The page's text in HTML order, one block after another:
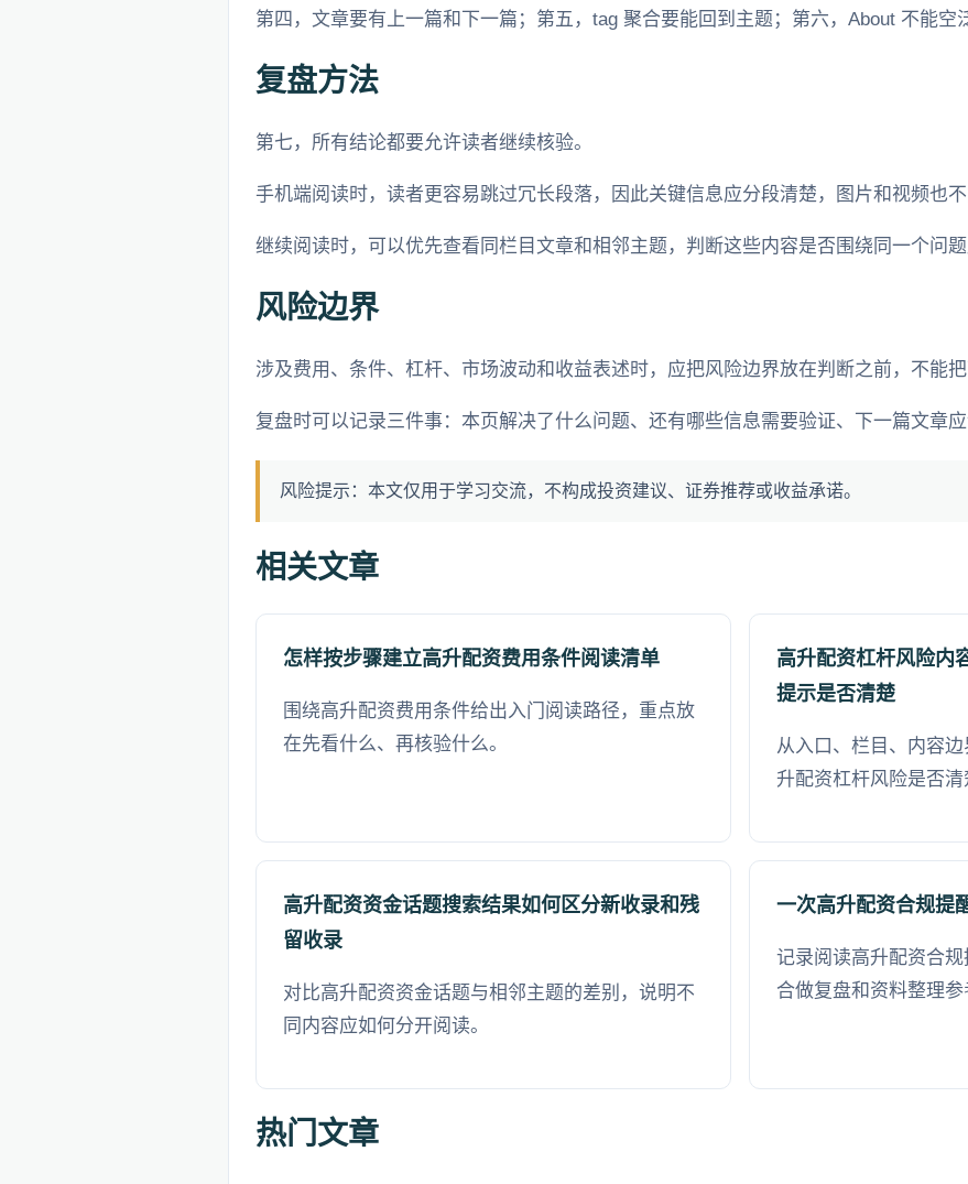
第四，文章要有上一篇和下一篇；第五，tag 聚合要能回到主题；第六，About 不能空
复盘方法
第七，所有结论都要允许读者继续核验。
手机端阅读时，读者更容易跳过冗长段落，因此关键信息应分段清楚，图片和视频也不
继续阅读时，可以优先查看同栏目文章和相邻主题，判断这些内容是否围绕同一个问题
风险边界
涉及费用、条件、杠杆、市场波动和收益表述时，应把风险边界放在判断之前，不能把
复盘时可以记录三件事：本页解决了什么问题、还有哪些信息需要验证、下一篇文章应
风险提示：本文仅用于学习交流，不构成投资建议、证券推荐或收益承诺。
相关文章
怎样按步骤建立高升配资费用条件阅读清单
围绕高升配资费用条件给出入门阅读路径，重点放
在先看什么、再核验什么。
高升配资杠杆风险内
提示是否清楚
从入口、栏目、内容
升配资杠杆风险是否清
高升配资资金话题搜索结果如何区分新收录和残
留收录
对比高升配资资金话题与相邻主题的差别，说明不
同内容应如何分开阅读。
一次高升配资合规提
记录阅读高升配资合
合做复盘和资料整理参
热门文章